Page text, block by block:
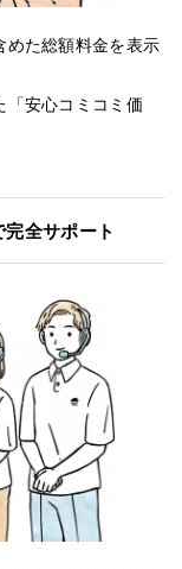
めた総額料金を表示
「安心コミコミ価
完全サポート